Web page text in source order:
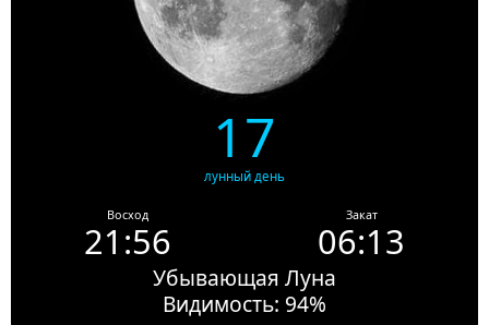
17
лунный день
Восход
21:56
Закат
06:13
Убывающая Луна
Видимость: 94%